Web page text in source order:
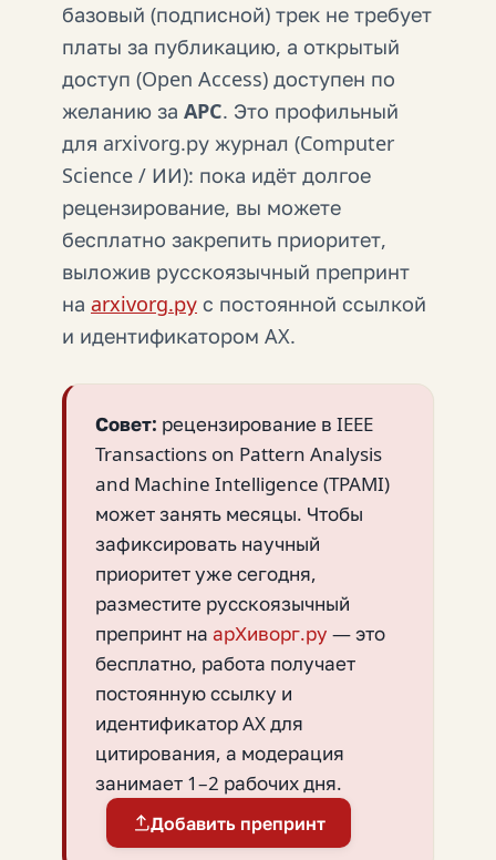
базовый (подписной) трек не требует
платы за публикацию, а открытый
доступ (Open Access) доступен по
желанию за APC. Это профильный
для arxivorg.ру журнал (Computer
Science / ИИ): пока идёт долгое
рецензирование, вы можете
бесплатно закрепить приоритет,
выложив русскоязычный препринт
на arxivorg.ру с постоянной ссылкой
и идентификатором AX.
Совет: рецензирование в IEEE
Transactions on Pattern Analysis
and Machine Intelligence (TPAMI)
может занять месяцы. Чтобы
зафиксировать научный
приоритет уже сегодня,
разместите русскоязычный
препринт на арХиворг.ру — это
бесплатно, работа получает
постоянную ссылку и
идентификатор AX для
цитирования, а модерация
занимает 1–2 рабочих дня.
Добавить препринт